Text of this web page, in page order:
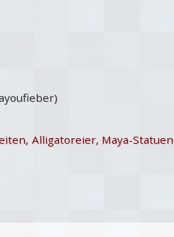
Alligatoreier, Maya-Statuen